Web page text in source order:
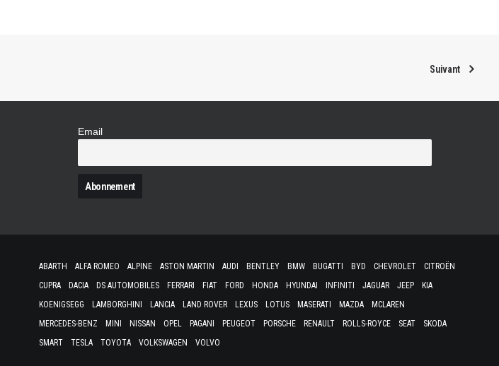
Suivant
Email
ABARTH ALFA ROMEO ALPINE ASTON MARTIN AUDI BENTLEY BMW BUGATTI BYD CHEVROLET
CITROËN
CUPRA
DACIA DS AUTOMOBILES FERRARI FIAT FORD HONDA HYUNDAI INFINITI JAGUAR JEEP
KIA
KOENIGSEGG
LAMBORGHINI LANCIA LAND ROVER LEXUS LOTUS MASERATI MAZDA
MCLAREN
MERCEDES-BENZ
MINI NISSAN OPEL PAGANI PEUGEOT PORSCHE RENAULT ROLLS-ROYCE SEAT
SKODA
SMART
TESLA TOYOTA VOLKSWAGEN VOLVO